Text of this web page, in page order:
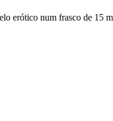
erótico num frasco de 15